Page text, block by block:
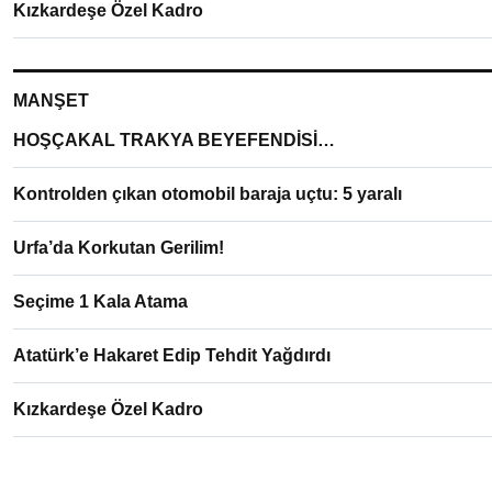
Kızkardeşe Özel Kadro
MANŞET
HOŞÇAKAL TRAKYA BEYEFENDİSİ…
Kontrolden çıkan otomobil baraja uçtu: 5 yaralı
Urfa’da Korkutan Gerilim!
Seçime 1 Kala Atama
Atatürk’e Hakaret Edip Tehdit Yağdırdı
Kızkardeşe Özel Kadro